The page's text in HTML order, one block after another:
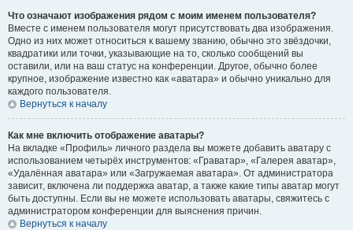
Что означают изображения рядом с моим именем пользователя?
Вместе с именем пользователя могут присутствовать два изображения.
Одно из них может относиться к вашему званию, обычно это звёздочки,
квадратики или точки, указывающие на то, сколько сообщений вы
оставили, или на ваш статус на конференции. Другое, обычно более
крупное, изображение известно как «аватара» и обычно уникально для
каждого пользователя.
Вернуться к началу
Как мне включить отображение аватары?
На вкладке «Профиль» личного раздела вы можете добавить аватару с
использованием четырёх инструментов: «Граватар», «Галерея аватар»,
«Удалённая аватара» или «Загружаемая аватара». От администратора
зависит, включена ли поддержка аватар, а также какие типы аватар могут
быть доступны. Если вы не можете использовать аватары, свяжитесь с
администратором конференции для выяснения причин.
Вернуться к началу